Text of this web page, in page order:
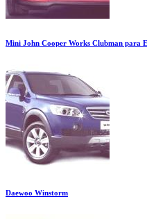
Mini John Cooper Works Clubman para
Daewoo Winstorm